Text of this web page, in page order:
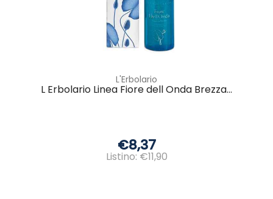
L'Erbolario
L Erbolario Linea Fiore dell Onda Brezza...
€8,37
Listino: €11,90